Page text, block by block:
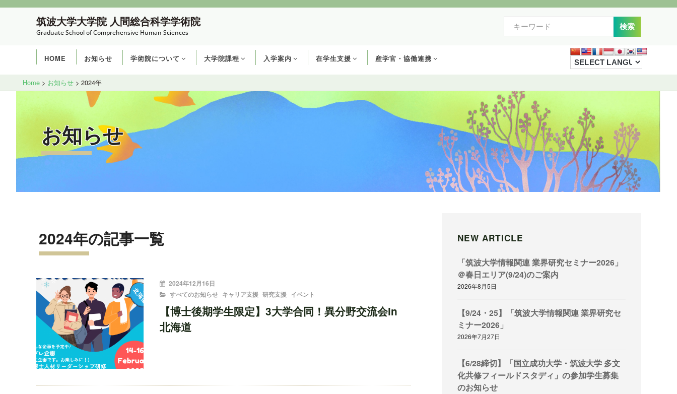
コ
ス
筑波大学大学院 人間総合科学学術院
Graduate School of Comprehensive Human Sciences
HOME お知らせ 学術院について 大学院課程 入学案内 在学生支援 産学官・協働連携
Overlay
Home > お知らせ > 2024年
お知らせ
2024年の記事一覧
投
稿
2024年12月16日
CATEGORIES
すべてのお知らせ キャリア支援 研究支援 イベント
【博士後期学生限定】3大学合同！異分野交流会in
北海道
NEW ARTICLE
「筑波大学情報関連 業界研究セミナー2026」
＠春日エリア(9/24)のご案内
2026年8月5日
【9/24・25】「筑波大学情報関連 業界研究セ
ミナー2026」
2026年7月27日
【6/28締切】「国立成功大学・筑波大学 多文
化共修フィールドスタディ」の参加学生募集
のお知らせ